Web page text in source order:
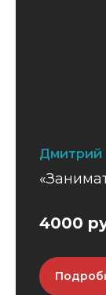
Дмитрий
4000